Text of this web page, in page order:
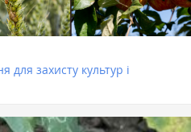
захисту культур і